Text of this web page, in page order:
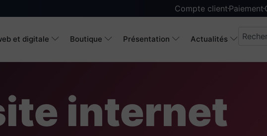
Compte client Paiement
et digitale Boutique Présentation Actualités
internet